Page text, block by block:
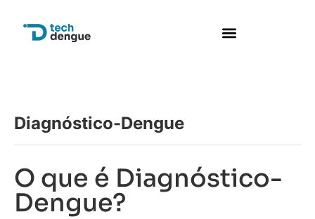
Diagnóstico-Dengue
O que é Diagnóstico-
Dengue?